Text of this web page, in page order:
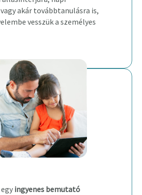
akár továbbtanulásra is,
vesszük a személyes
ingyenes bemutató